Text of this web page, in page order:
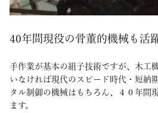
40年間現役の骨董的機械も活躍
手作業が基本の組子技術ですが、木工
いなければ現代のスピード時代・短納
タル制御の機械はもちろん、４０年間
ます。